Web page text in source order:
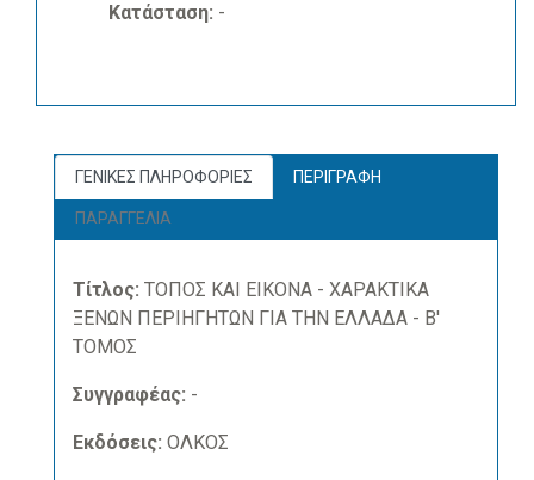
Κατάσταση: -
ΓΕΝΙΚΕΣ ΠΛΗΡΟΦΟΡΙΕΣ ΠΕΡΙΓΡΑΦΗ
ΠΑΡΑΓΓΕΛΙΑ
Τίτλος: ΤΟΠΟΣ ΚΑΙ ΕΙΚΟΝΑ - ΧΑΡΑΚΤΙΚΑ
ΞΕΝΩΝ ΠΕΡΙΗΓΗΤΩΝ ΓΙΑ ΤΗΝ ΕΛΛΑΔΑ - Β'
ΤΟΜΟΣ
Συγγραφέας: -
Εκδόσεις: ΟΛΚΟΣ